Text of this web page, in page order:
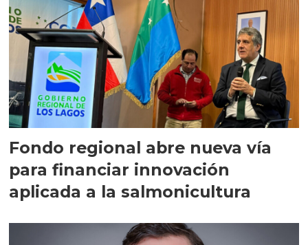
Fondo regional abre nueva vía
para financiar innovación
aplicada a la salmonicultura